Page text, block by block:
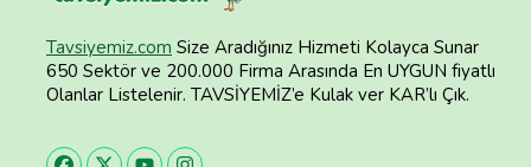
Tavsiyemiz.com Size Aradığınız Hizmeti Kolayca Sunar
650 Sektör ve 200.000 Firma Arasında En UYGUN fiyatlı
Olanlar Listelenir. TAVSİYEMİZ’e Kulak ver KAR’lı Çık.